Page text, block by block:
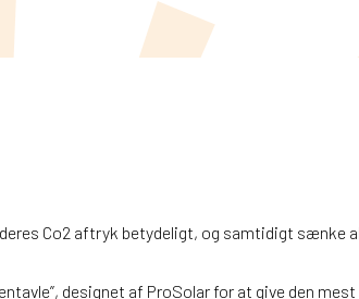
Co2 aftryk betydeligt, og samtidigt
designet af ProSolar for at give den